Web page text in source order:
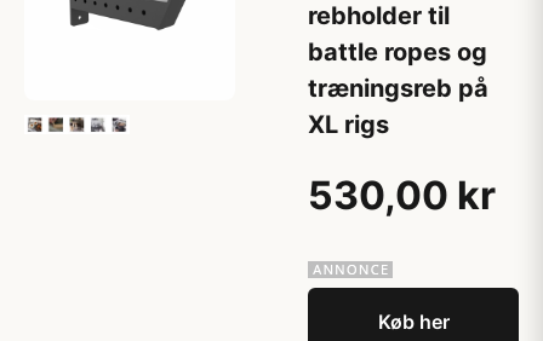
rebholder til
battle ropes og
træningsreb på
XL rigs
530,00 kr
Køb her